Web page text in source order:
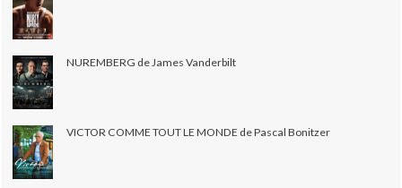
NUREMBERG de James Vanderbilt
VICTOR COMME TOUT LE MONDE de Pascal Bonitzer